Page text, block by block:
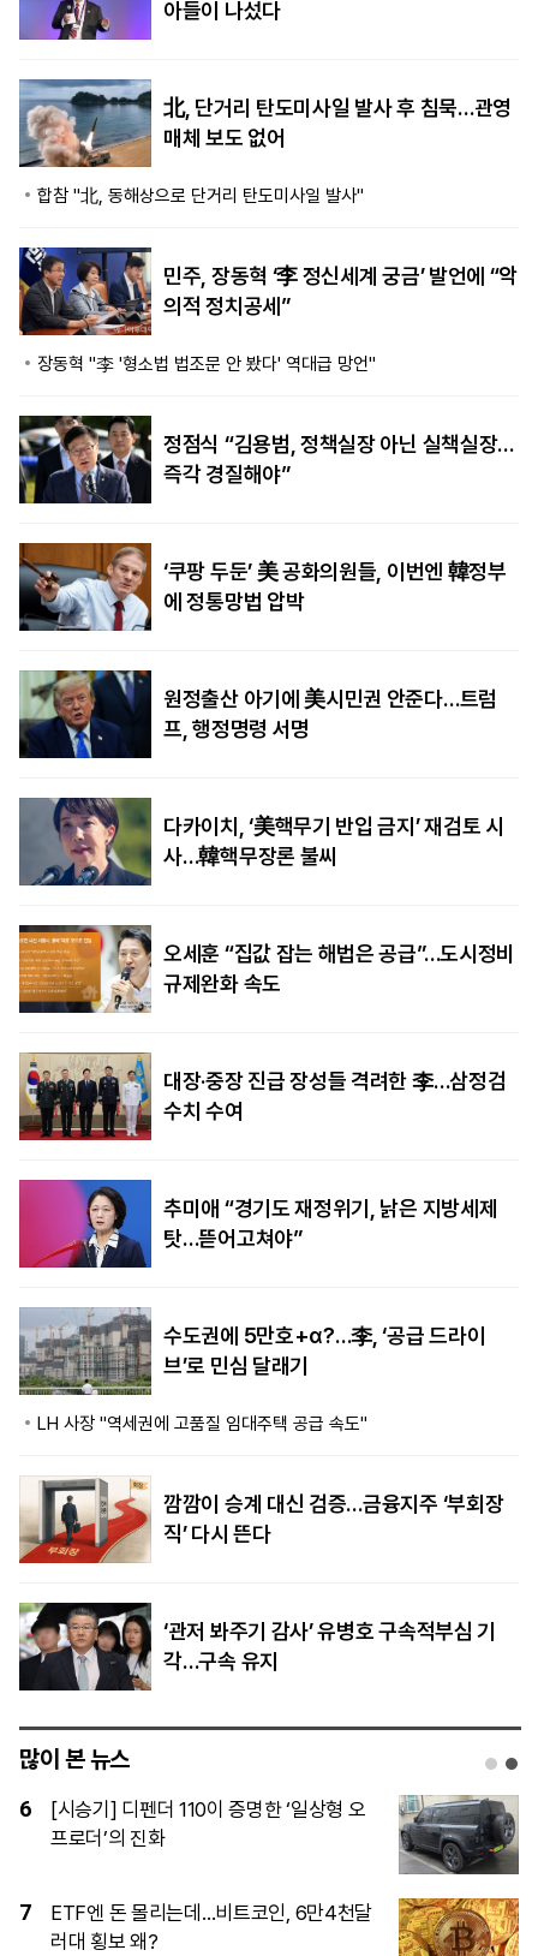
아들이 나섰다
北, 단거리 탄도미사일 발사 후 침묵…관영
매체 보도 없어
합참 "北, 동해상으로 단거리 탄도미사일 발사"
민주, 장동혁 ‘李 정신세계 궁금’ 발언에 “악
의적 정치공세”
장동혁 "李 '형소법 법조문 안 봤다' 역대급 망언"
정점식 “김용범, 정책실장 아닌 실책실장…
즉각 경질해야”
‘쿠팡 두둔’ 美 공화의원들, 이번엔 韓정부
에 정통망법 압박
원정출산 아기에 美시민권 안준다…트럼
프, 행정명령 서명
다카이치, ‘美핵무기 반입 금지’ 재검토 시
사…韓핵무장론 불씨
오세훈 “집값 잡는 해법은 공급”…도시정비
규제완화 속도
대장·중장 진급 장성들 격려한 李…삼정검
수치 수여
추미애 “경기도 재정위기, 낡은 지방세제
탓…뜯어고쳐야”
수도권에 5만호+α?…李, ‘공급 드라이
브’로 민심 달래기
LH 사장 "역세권에 고품질 임대주택 공급 속도"
깜깜이 승계 대신 검증…금융지주 ‘부회장
직’ 다시 뜬다
‘관저 봐주기 감사’ 유병호 구속적부심 기
각…구속 유지
많이 본 뉴스
1
[단독]15사단 ‘투표권 미보장’…초급간부
들이 질책 두려워 ‘자체누락’
2
LG AI 파운데이션 모델 ‘엑사원’, 美·中 제
치고 세계 최고 성능 입증